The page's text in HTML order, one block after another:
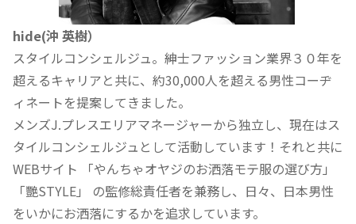
hide(沖 英樹）
スタイルコンシェルジュ。紳士ファッション業界３０年を
超えるキャリアと共に、約30,000人を超える男性コーヂ
ィネートを提案してきました。
メンズJ.プレスエリアマネージャーから独立し、現在はス
タイルコンシェルジュとして活動しています！それと共に
WEBサイト 「やんちゃオヤジのお洒落モテ服の選び方」
「艷STYLE」 の監修総責任者を兼務し、日々、日本男性
をいかにお洒落にするかを追求しています。